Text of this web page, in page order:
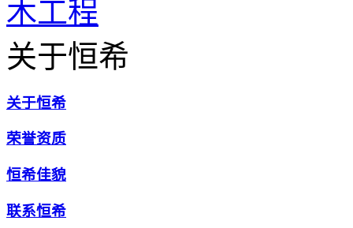
木工程
关于恒希
关于恒希
荣誉资质
恒希佳貌
联系恒希